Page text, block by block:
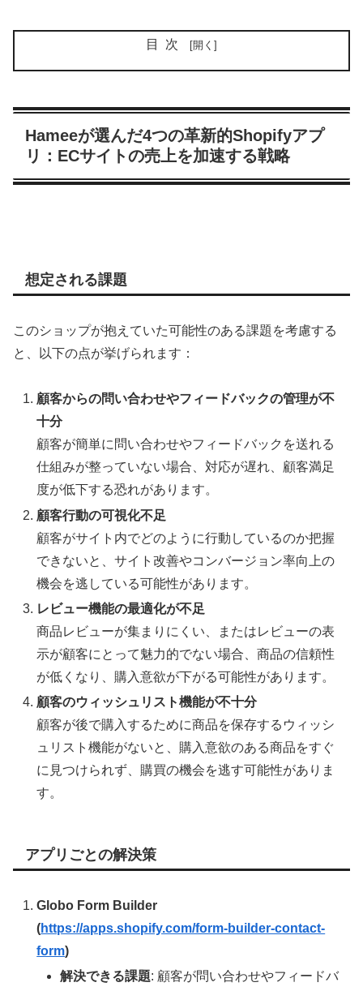
目次
Hameeが選んだ4つの革新的Shopifyアプ
リ：ECサイトの売上を加速する戦略
想定される課題
このショップが抱えていた可能性のある課題を考慮する
と、以下の点が挙げられます：
顧客からの問い合わせやフィードバックの管理が不
十分
顧客が簡単に問い合わせやフィードバックを送れる
仕組みが整っていない場合、対応が遅れ、顧客満足
度が低下する恐れがあります。
顧客行動の可視化不足
顧客がサイト内でどのように行動しているのか把握
できないと、サイト改善やコンバージョン率向上の
機会を逃している可能性があります。
レビュー機能の最適化が不足
商品レビューが集まりにくい、またはレビューの表
示が顧客にとって魅力的でない場合、商品の信頼性
が低くなり、購入意欲が下がる可能性があります。
顧客のウィッシュリスト機能が不十分
顧客が後で購入するために商品を保存するウィッシ
ュリスト機能がないと、購入意欲のある商品をすぐ
に見つけられず、購買の機会を逃す可能性がありま
す。
アプリごとの解決策
Globo Form Builder
(https://apps.shopify.com/form-builder-contact-
form)
解決できる課題: 顧客が問い合わせやフィードバ